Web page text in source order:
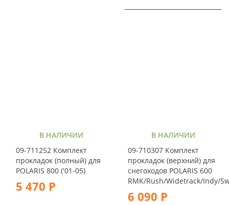
В НАЛИЧИИ
09-711252 Комплект
прокладок (полный) для
POLARIS 800 ('01-05)
5 470 Р
В НАЛИЧИИ
09-710307 Комплект
прокладок (верхний) для
снегоходов POLARIS 600
RMK/Rush/Widetrack/Indy/
6 090 Р